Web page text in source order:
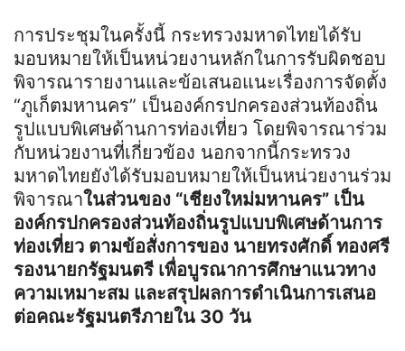
การประชุมในครั้งนี้ กระทรวงมหาดไทยได้รับ
มอบหมายให้เป็นหน่วยงานหลักในการรับผิดชอบ
พิจารณารายงานและข้อเสนอแนะเรื่องการจัดตั้ง
“ภูเก็ตมหานคร” เป็นองค์กรปกครองส่วนท้องถิ่น
รูปแบบพิเศษด้านการท่องเที่ยว โดยพิจารณาร่วม
กับหน่วยงานที่เกี่ยวข้อง นอกจากนี้กระทรวง
มหาดไทยยังได้รับมอบหมายให้เป็นหน่วยงานร่วม
พิจารณาในส่วนของ “เชียงใหม่มหานคร” เป็น
องค์กรปกครองส่วนท้องถิ่นรูปแบบพิเศษด้านการ
ท่องเที่ยว ตามข้อสั่งการของ นายทรงศักดิ์ ทองศรี
รองนายกรัฐมนตรี เพื่อบูรณาการศึกษาแนวทาง
ความเหมาะสม และสรุปผลการดำเนินการเสนอ
ต่อคณะรัฐมนตรีภายใน 30 วัน